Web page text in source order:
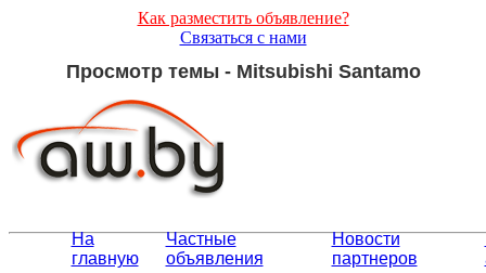
Как разместить объявление?
Связаться с нами
Просмотр темы - Mitsubishi Santamo
На
главную
Частные
объявления
Новости
партнеров